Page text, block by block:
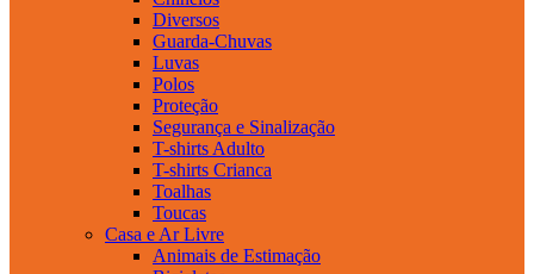
Diversos
Guarda-Chuvas
Luvas
Polos
Proteção
Segurança e Sinalização
T-shirts Adulto
T-shirts Crianca
Toalhas
Toucas
Casa e Ar Livre
Animais de Estimação